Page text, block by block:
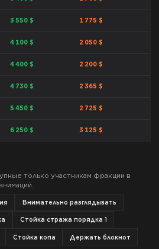
3 550 $ 1 775 $
4 100 $ 2 050 $
4 400 $ 2 200 $
4 730 $ 2 365 $
5 450 $ 2 725 $
6 250 $ 3 125 $
только участникам фракции в
Внимательно разглядывать
Стойка стража порядка 1
Стойка копа Держать блокнот